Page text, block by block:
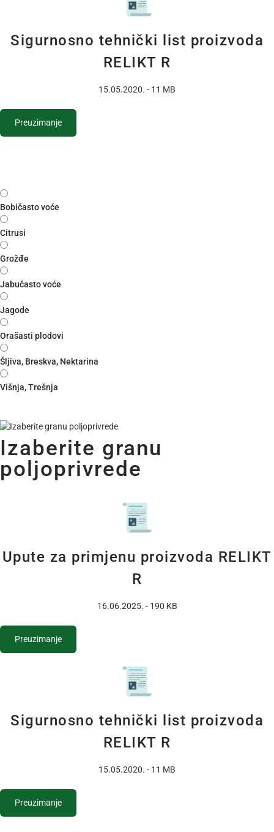
Sigurnosno tehnički list proizvoda
RELIKT R
15.05.2020. - 11 MB
Preuzimanje
Bobičasto voće
Citrusi
Grožđe
Jabučasto voće
Jagode
Orašasti plodovi
Šljiva, Breskva, Nektarina
Višnja, Trešnja
Izaberite granu
poljoprivrede
Upute za primjenu proizvoda RELIKT
R
16.06.2025. - 190 KB
Preuzimanje
Sigurnosno tehnički list proizvoda
RELIKT R
15.05.2020. - 11 MB
Preuzimanje